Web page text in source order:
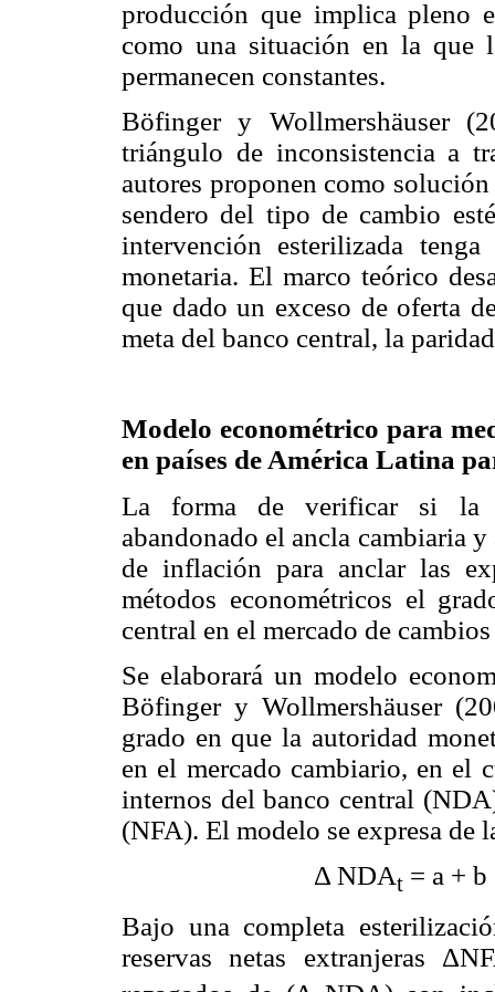
producción que implica pleno
como una situación en la que
permanecen constantes.
Böfinger y Wollmershäuser
triángulo de inconsistencia a
autores proponen como
sendero del tipo de cambio
intervención esterilizada
monetaria. El marco teórico
que dado un exceso de oferta
meta del banco central, la
Modelo econométrico para
en países de América Latina
La forma de verificar si la
abandonado el ancla cambiaria
de inflación para anclar las
métodos econométricos el
central en el mercado de
Se elaborará un modelo
Böfinger y Wollmershäuser
grado en que la autoridad
en el mercado cambiario, en el
internos del banco central
(NFA). El modelo se expresa de
Δ NDAt= a + b
Bajo una completa
reservas netas extranjeras